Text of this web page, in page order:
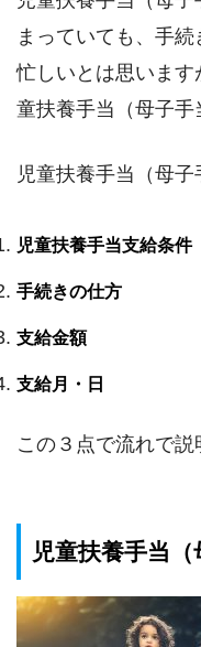
まっていても、手続
忙しいとは思います
童扶養手当（母子手
児童扶養手当（母
児童扶養手当支給条件
手続きの仕方
支給金額
支給月・日
この３点で流れで説
児童扶養手当